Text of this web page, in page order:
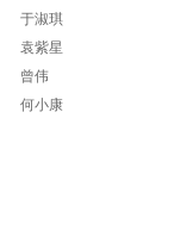
于淑琪
袁紫星
曾伟
何小康